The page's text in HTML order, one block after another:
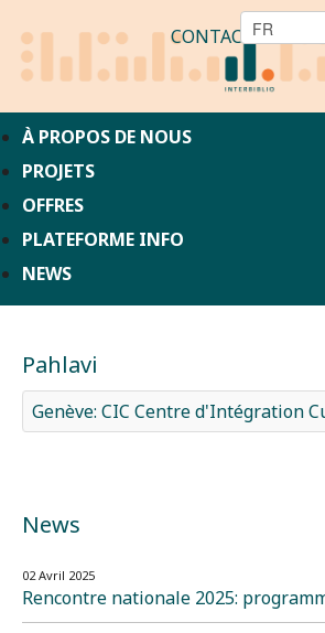
CONTACT
À PROPOS DE NOUS
PROJETS
OFFRES
PLATEFORME INFO
NEWS
Pahlavi
Genève: CIC Centre d'Intégration
News
02 Avril 2025
Rencontre nationale 2025: